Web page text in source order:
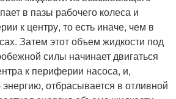
в пазы рабочего колеса и
к центру, то есть иначе, чем в
Затем этот объем жидкости под
силы начинает двигаться
к периферии насоса, и,
отбрасывается в отливной